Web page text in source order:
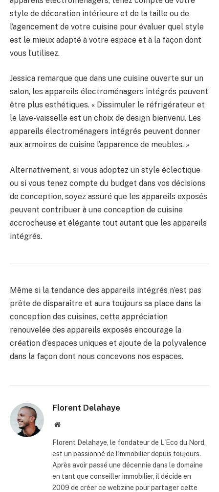
style de décoration intérieure et de la taille ou de
l’agencement de votre cuisine pour évaluer quel style
est le mieux adapté à votre espace et à la façon dont
vous l’utilisez.
Jessica remarque que dans une cuisine ouverte sur un
salon, les appareils électroménagers intégrés peuvent
être plus esthétiques. « Dissimuler le réfrigérateur et
le lave-vaisselle est un choix de design bienvenu. Les
appareils électroménagers intégrés peuvent donner
aux armoires de cuisine l’apparence de meubles. »
Alternativement, si vous adoptez un style éclectique
ou si vous tenez compte du budget dans vos décisions
de conception, soyez assuré que les appareils exposés
peuvent contribuer à une conception de cuisine
accrocheuse et élégante tout autant que les appareils
intégrés.
Même si la tendance des appareils intégrés n’est pas
prête de disparaître et aura toujours sa place dans la
conception des cuisines, cette appréciation
renouvelée des appareils exposés encourage la
création d’espaces uniques et ajoute de la polyvalence
dans la façon dont nous concevons nos espaces.
Florent Delahaye
Site
Florent Delahaye, le fondateur de L'Eco du Nord,
est un passionné de l'immobilier depuis toujours.
Après avoir passé une décennie dans le domaine
en tant que conseiller immobilier, il décide en
2009 de créer ce webzine pour partager cette